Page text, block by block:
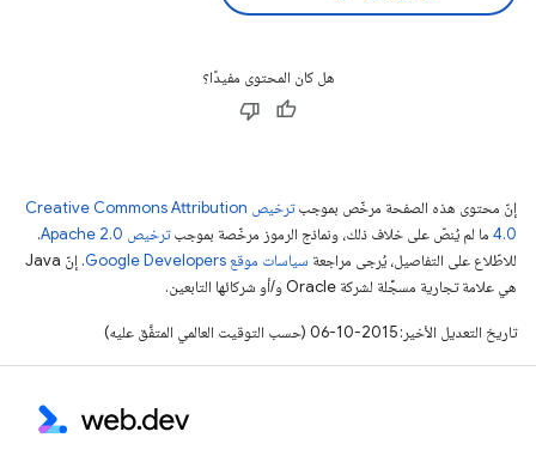
هل كان المحتوى مفيدًا؟
إنّ محتوى هذه الصفحة مرخّص بموجب
ترخيص Creative Commons Attribution
4.0‏ ما لم يُنصّ على خلاف ذلك، ونماذج الرموز مرخّصة بموجبترخيص Apache 2.0‏
.
للاطّلاع على التفاصيل، يُرجى مراجعة سياسات موقع Google Developers‏
. إنّ Java
هي علامة تجارية مسجَّلة لشركة Oracle و/أو شركائها التابعين.
تاريخ التعديل الأخير: 2015-10-06 (حسب التوقيت العالمي المتفَّق عليه)